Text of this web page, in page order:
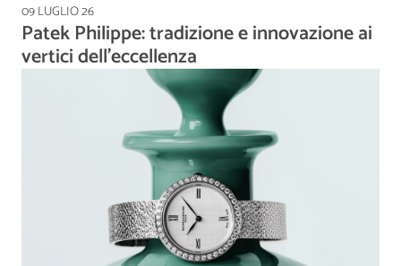
09 LUGLIO 26
Patek Philippe: tradizione e innovazione ai
vertici dell’eccellenza